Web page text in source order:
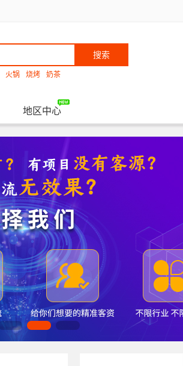
搜索
火锅 烧烤 奶茶
地区中心